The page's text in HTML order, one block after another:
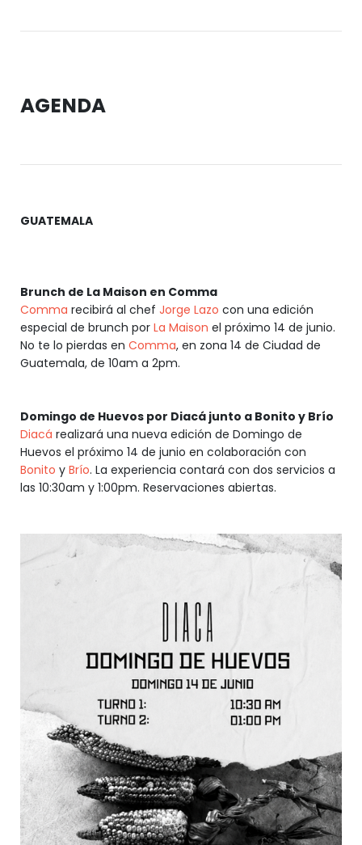
AGENDA
GUATEMALA
Brunch de La Maison en Comma
Comma recibirá al chef Jorge Lazo con una edición
especial de brunch por La Maison el próximo 14 de junio.
No te lo pierdas en Comma, en zona 14 de Ciudad de
Guatemala, de 10am a 2pm.
Domingo de Huevos por Diacá junto a Bonito y Brío
Diacá realizará una nueva edición de Domingo de
Huevos el próximo 14 de junio en colaboración con
Bonito y Brío. La experiencia contará con dos servicios a
las 10:30am y 1:00pm. Reservaciones abiertas.